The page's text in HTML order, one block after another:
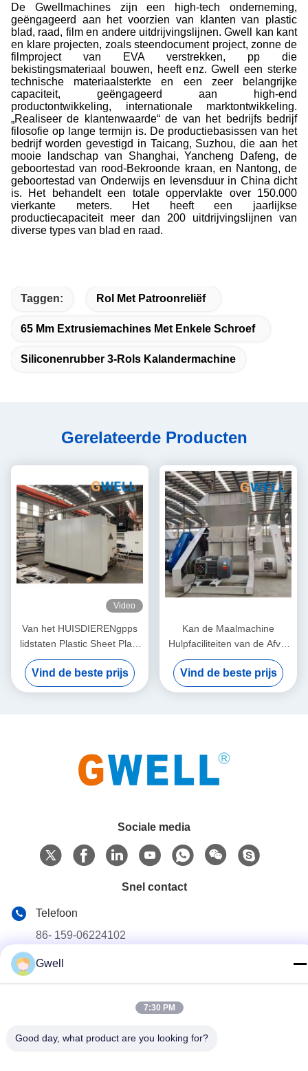
De Gwellmachines zijn een high-tech onderneming,
geëngageerd aan het voorzien van klanten van plastic
blad, raad, film en andere uitdrijvingslijnen. Gwell kan kant
en klare projecten, zoals steendocument project, zonne de
filmproject van EVA verstrekken, pp die
bekistingsmateriaal bouwen, heeft enz. Gwell een sterke
technische materiaalsterkte en een zeer belangrijke
capaciteit, geëngageerd aan high-end
productontwikkeling, internationale marktontwikkeling.
„Realiseer de klantenwaarde“ de van het bedrijfs bedrijf
filosofie op lange termijn is. De productiebasissen van het
bedrijf worden gevestigd in Taicang, Suzhou, die aan het
mooie landschap van Shanghai, Yancheng Dafeng, de
geboortestad van rood-Bekroonde kraan, en Nantong, de
geboortestad van Onderwijs en levensduur in China dicht
is. Het behandelt een totale oppervlakte over 150.000
vierkante meters. Het heeft een jaarlijkse
productiecapaciteit meer dan 200 uitdrijvingslijnen van
diverse types van blad en raad.
Taggen: Rol Met Patroonreliëf
65 Mm Extrusiemachines Met Enkele Schroef
Siliconenrubber 3-Rols Kalandermachine
Gerelateerde Producten
Video
Van het HUISDIERENgpps
lidstaten Plastic Sheet Plate
van PC PMMA Systeem van
de de Film het
Elektrocontrole
Vind de beste prijs
Kan de Maalmachine
Hulpfaciliteiten van de Afval
Plastic Verpletterende
Machine bottelen
Vind de beste prijs
Sociale media
Snel contact
Telefoon
86- 159-06224102
E-mail
salem@gwell.cn
INDUSTRIAL PARK,CHENGXIANG TOWN,TAICANG,
Gwell
7:30 PM
Good day, what product are you looking for?